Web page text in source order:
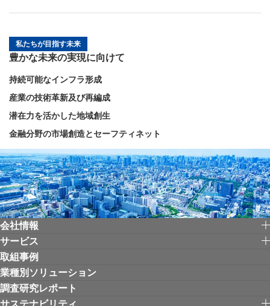
私たちが目指す未来
豊かな未来の実現に向けて
持続可能なインフラ形成
産業の技術革新及び再編成
潜在力を活かした地域創生
金融分野の市場創造とセーフティネット
会社情報
サービス
取組事例
業種別ソリューション
調査研究レポート
サステナビリティ